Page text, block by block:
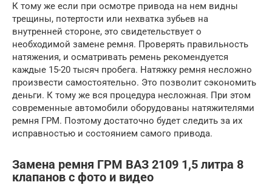
К тому же если при осмотре привода на нем видны
трещины, потертости или нехватка зубьев на
внутренней стороне, это свидетельствует о
необходимой замене ремня. Проверять правильность
натяжения, и осматривать ремень рекомендуется
каждые 15-20 тысяч пробега. Натяжку ремня несложно
произвести самостоятельно. Это позволит сэкономить
деньги. К тому же вся процедура несложная. При этом
современные автомобили оборудованы натяжителями
ремня ГРМ. Поэтому достаточно будет следить за их
исправностью и состоянием самого привода.
Замена ремня ГРМ ВАЗ 2109 1,5 литра 8
клапанов с фото и видео